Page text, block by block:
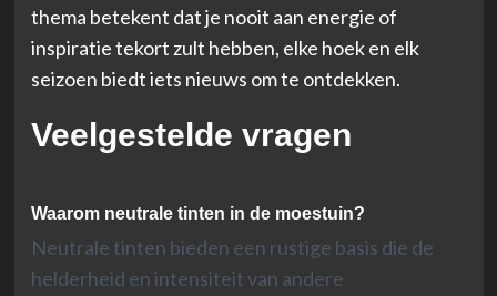
thema betekent dat je nooit aan energie of
inspiratie tekort zult hebben, elke hoek en elk
seizoen biedt iets nieuws om te ontdekken.
Veelgestelde vragen
Waarom neutrale tinten in de moestuin?
Neutrale tinten bieden een rustige basis die de
helderheid en intensiteit van andere